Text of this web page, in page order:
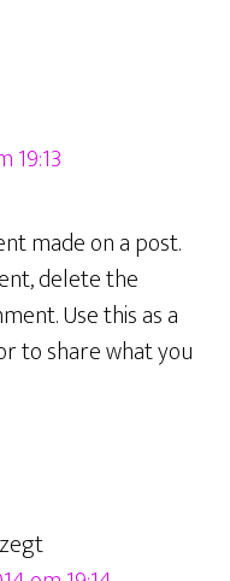
19:13
made on a post.
delete the
Use this as a
to share what you
zegt